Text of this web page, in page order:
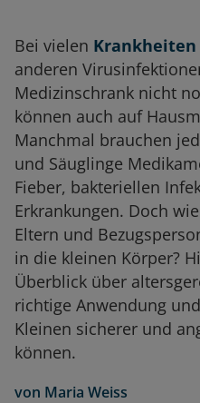
Bei vielen Krankheiten
anderen
Medizinschrank nicht
können auch auf
Manchmal brauchen
und Säuglinge
Fieber, bakteriellen
Erkrankungen. Doch
Eltern und
in die kleinen Körper?
Überblick über
richtige Anwendung
Kleinen sicherer und
können.
von Maria Weiss